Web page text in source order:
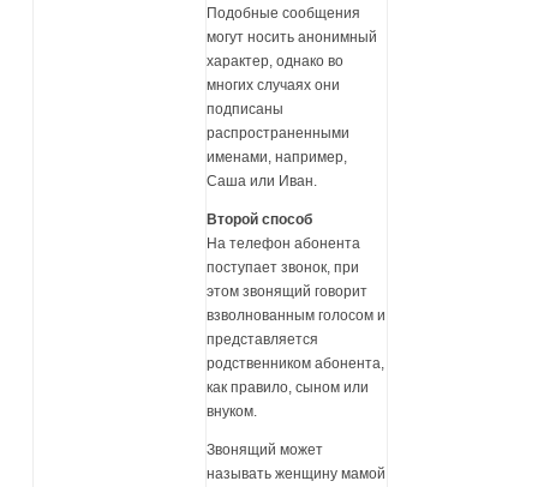
Подобные сообщения
могут носить анонимный
характер, однако во
многих случаях они
подписаны
распространенными
именами, например,
Саша или Иван.
Второй способ
На телефон абонента
поступает звонок, при
этом звонящий говорит
взволнованным голосом и
представляется
родственником абонента,
как правило, сыном или
внуком.
Звонящий может
называть женщину мамой